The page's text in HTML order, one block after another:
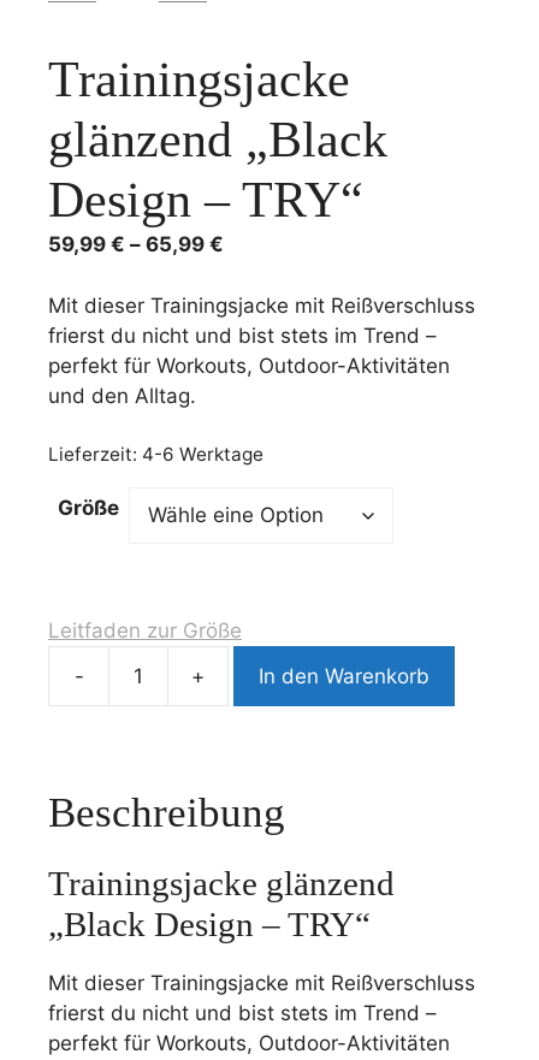
Trainingsjacke
glänzend „Black
Design – TRY“
59,99 € – 65,99 €
Mit dieser Trainingsjacke mit Reißverschluss
frierst du nicht und bist stets im Trend –
perfekt für Workouts, Outdoor-Aktivitäten
und den Alltag.
Lieferzeit: 4-6 Werktage
Größe
Leitfaden zur Größe
Trainingsjacke
-
TRY"
Menge
In den Warenkorb
n
t
e
:Beschreibung
Trainingsjacke glänzend
„Black Design – TRY“
Mit dieser Trainingsjacke mit Reißverschluss
frierst du nicht und bist stets im Trend –
perfekt für Workouts, Outdoor-Aktivitäten